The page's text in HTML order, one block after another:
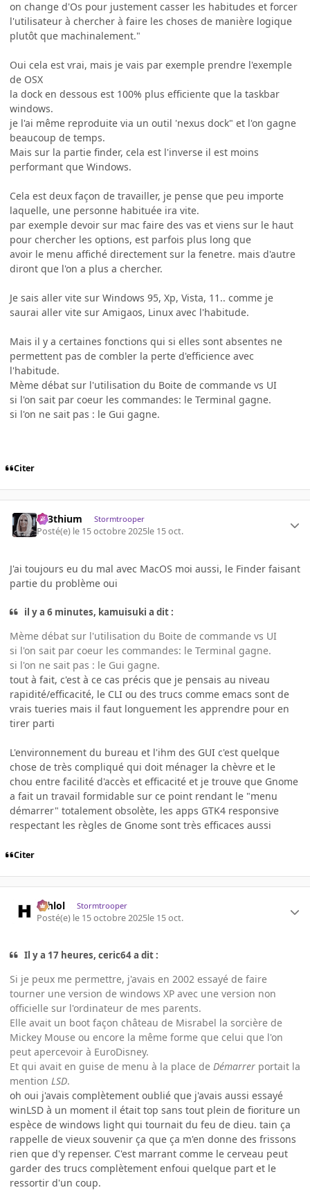
on change d'Os pour justement casser les habitudes et forcer
l'utilisateur à chercher à faire les choses de manière logique
plutôt que machinalement."
Oui cela est vrai, mais je vais par exemple prendre l'exemple
de OSX
la dock en dessous est 100% plus efficiente que la taskbar
windows.
je l'ai même reproduite via un outil 'nexus dock" et l'on gagne
beaucoup de temps.
Mais sur la partie finder, cela est l'inverse il est moins
performant que Windows.
Cela est deux façon de travailler, je pense que peu importe
laquelle, une personne habituée ira vite.
par exemple devoir sur mac faire des vas et viens sur le haut
pour chercher les options, est parfois plus long que
avoir le menu affiché directement sur la fenetre. mais d'autre
diront que l'on a plus a chercher.
Je sais aller vite sur Windows 95, Xp, Vista, 11.. comme je
saurai aller vite sur Amigaos, Linux avec l'habitude.
Mais il y a certaines fonctions qui si elles sont absentes ne
permettent pas de combler la perte d'efficience avec
l'habitude.
Mème débat sur l'utilisation du Boite de commande vs UI
si l'on sait par coeur les commandes: le Terminal gagne.
si l'on ne sait pas : le Gui gagne.
Citer
L33thium Stormtrooper
Posté(e) le 15 octobre 2025le 15 oct.
J'ai toujours eu du mal avec MacOS moi aussi, le Finder faisant
partie du problème oui
il y a 6 minutes, kamuisuki a dit :
Mème débat sur l'utilisation du Boite de commande vs UI
si l'on sait par coeur les commandes: le Terminal gagne.
si l'on ne sait pas : le Gui gagne.
tout à fait, c'est à ce cas précis que je pensais au niveau
rapidité/efficacité, le CLI ou des trucs comme emacs sont de
vrais tueries mais il faut longuement les apprendre pour en
tirer parti
L'environnement du bureau et l'ihm des GUI c'est quelque
chose de très compliqué qui doit ménager la chèvre et le
chou entre facilité d'accès et efficacité et je trouve que Gnome
a fait un travail formidable sur ce point rendant le "menu
démarrer" totalement obsolète, les apps GTK4 responsive
respectant les règles de Gnome sont très efficaces aussi
Citer
ashlol Stormtrooper
Posté(e) le 15 octobre 2025le 15 oct.
Il y a 17 heures, ceric64 a dit :
Si je peux me permettre, j'avais en 2002 essayé de faire
tourner une version de windows XP avec une version non
officielle sur l'ordinateur de mes parents.
Elle avait un boot façon château de Misrabel la sorcière de
Mickey Mouse ou encore la même forme que celui que l'on
peut apercevoir à EuroDisney.
Et qui avait en guise de menu à la place de Démarrer portait la
mention LSD.
oh oui j'avais complètement oublié que j'avais aussi essayé
winLSD à un moment il était top sans tout plein de fioriture un
espèce de windows light qui tournait du feu de dieu. tain ça
rappelle de vieux souvenir ça que ça m'en donne des frissons
rien que d'y repenser. C'est marrant comme le cerveau peut
garder des trucs complètement enfoui quelque part et le
ressortir d'un coup.